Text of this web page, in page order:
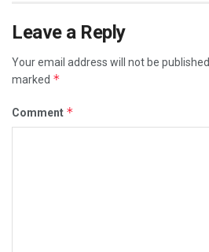
Leave a Reply
Your email address will not be published.
marked *
Comment *